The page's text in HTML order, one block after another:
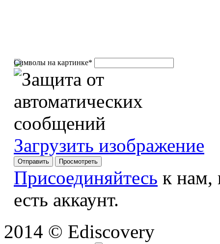
Символы на картинке*
Загрузить изображение
Присоединяйтесь к
есть аккаунт.
2014 © Ediscovery